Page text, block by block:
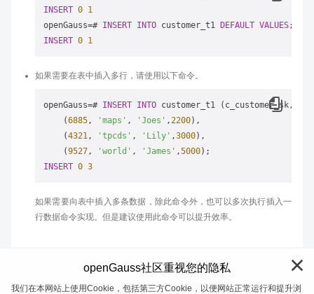
INSERT 0 1
openGauss=# INSERT INTO customer_t1 DEFAULT VALUES
INSERT 0 1
如果需要在表中插入多行，请使用以下命令。
openGauss=# INSERT INTO customer_t1 (c_customer_sk,
    (
6885, 'maps' , 'Joes' ,2200),
    (
4321, 'tpcds' , 'Lily' ,3000),
    (
9527, 'world' , 'James' ,5000
INSERT 0 3
如果需要向表中插入多条数据，除此命令外，也可以多次执行插入一
行数据命令实现。但是建议使用此命令可以提升效率。
openGauss社区重视您的隐私
我们在本网站上使用Cookie，包括第三方Cookie，以便网站正常运行和提升浏